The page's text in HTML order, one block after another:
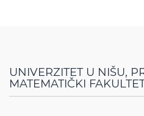
UNIVERZITET U NIŠU,
MATEMATIČKI